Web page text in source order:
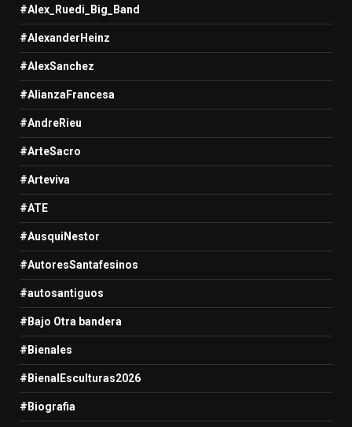
#Alex_Ruedi_Big_Band
#AlexanderHeinz
#AlexSanchez
#AlianzaFrancesa
#AndreRieu
#ArteSacro
#Arteviva
#ATE
#AusquiNestor
#AutoresSantafesinos
#autosantiguos
#Bajo Otra bandera
#Bienales
#BienalEsculturas2026
#Biografia